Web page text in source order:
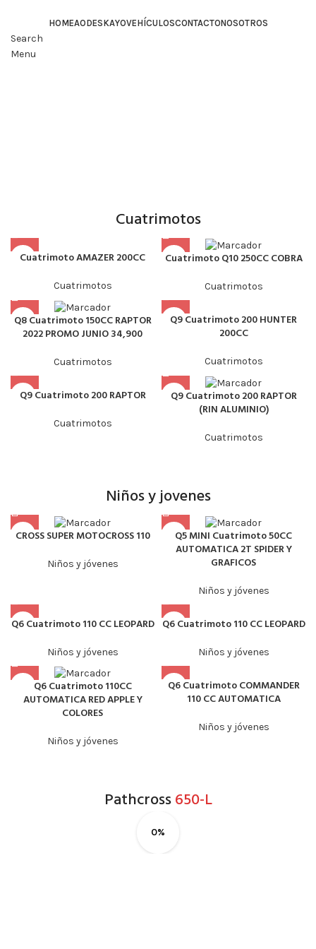
HOMEAODESKAYOVEHÍCULOSCONTACTONOSOTROS
Search
Menu
Cuatrimotos
Cuatrimoto AMAZER 200CC
Cuatrimotos
Cuatrimoto Q10 250CC COBRA
Cuatrimotos
Q8 Cuatrimoto 150CC RAPTOR
2022 PROMO JUNIO 34,900
Cuatrimotos
Q9 Cuatrimoto 200 HUNTER
200CC
Cuatrimotos
Q9 Cuatrimoto 200 RAPTOR
Cuatrimotos
Q9 Cuatrimoto 200 RAPTOR
(RIN ALUMINIO)
Cuatrimotos
Niños y jovenes
CROSS SUPER MOTOCROSS 110
Niños y jóvenes
Q5 MINI Cuatrimoto 50CC
AUTOMATICA 2T SPIDER Y
GRAFICOS
Niños y jóvenes
Q6 Cuatrimoto 110 CC LEOPARD
Niños y jóvenes
Q6 Cuatrimoto 110 CC LEOPARD
Niños y jóvenes
Q6 Cuatrimoto 110CC
AUTOMATICA RED APPLE Y
COLORES
Niños y jóvenes
Q6 Cuatrimoto COMMANDER
110 CC AUTOMATICA
Niños y jóvenes
Pathcross650-L
0%